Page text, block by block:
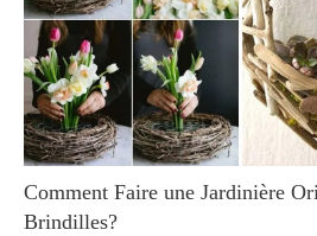
Comment Faire une Jardinière
Brindilles?